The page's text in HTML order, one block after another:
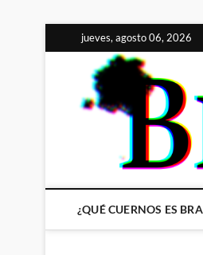
al
contenido
jueves, agosto 06, 2026
¿QUÉ CUERNOS ES